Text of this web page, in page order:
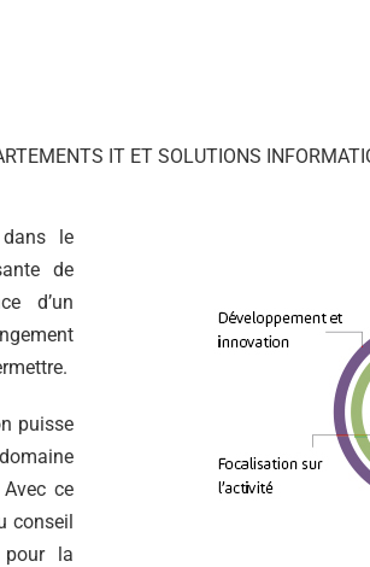
IT ET SOLUTIONS
le
de
d’un
puisse
ce
conseil
pour la